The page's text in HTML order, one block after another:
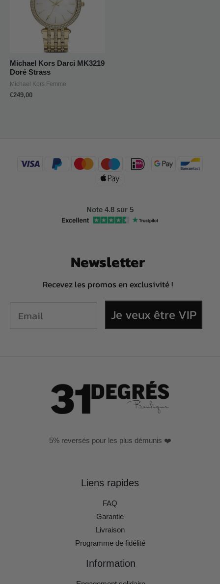
Michael Kors Darci MK3219
Doré Strass
Michael Kors Femme
€249,00
Note 4.8 sur 5
Newsletter
Recevez les promos en exclusivité !
Je veux être VIP
5% reversés pour les plus démunis ❤️
Liens rapides
FAQ
Garantie
Livraison
Programme de fidélité
Information